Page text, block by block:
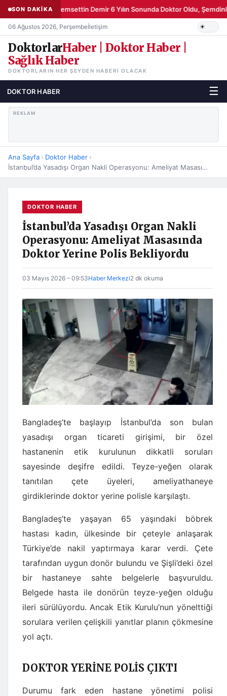
SON DAKİKA Şemsettin Demir 6 Yılın Sonunda Doktor Oldu,
06 Ağustos 2026, Perşembeİletişim
DoktorlarHaber | Doktor Haber |
Sağlık Haber
DOKTORLARIN HER ŞEYDEN HABERI OLACAK
DOKTOR HABER ☰
REKLAM
Ana Sayfa › Doktor Haber ›
İstanbul’da Yasadışı Organ Nakli Operasyonu: Ameliyat Masasında Doktor Yerine Polis Bekliyordu
DOKTOR HABER
İstanbul’da Yasadışı Organ Nakli
Operasyonu: Ameliyat Masasında
Doktor Yerine Polis Bekliyordu
03 Mayıs 2026 – 09:53Haber Merkezi2 dk okuma
Bangladeş’te başlayıp İstanbul’da son bulan
yasadışı organ ticareti girişimi, bir özel
hastanenin etik kurulunun dikkatli soruları
sayesinde deşifre edildi. Teyze-yeğen olarak
tanıtılan çete üyeleri, ameliyathaneye
girdiklerinde doktor yerine polisle karşılaştı.
Bangladeş’te yaşayan 65 yaşındaki böbrek
hastası kadın, ülkesinde bir çeteyle anlaşarak
Türkiye’de nakil yaptırmaya karar verdi. Çete
tarafından uygun donör bulundu ve Şişli’deki özel
bir hastaneye sahte belgelerle başvuruldu.
Belgede hasta ile donörün teyze-yeğen olduğu
ileri sürülüyordu. Ancak Etik Kurulu’nun yönelttiği
sorulara verilen çelişkili yanıtlar planın çökmesine
yol açtı.
DOKTOR YERİNE POLİS ÇIKTI
Durumu fark eden hastane yönetimi polisi